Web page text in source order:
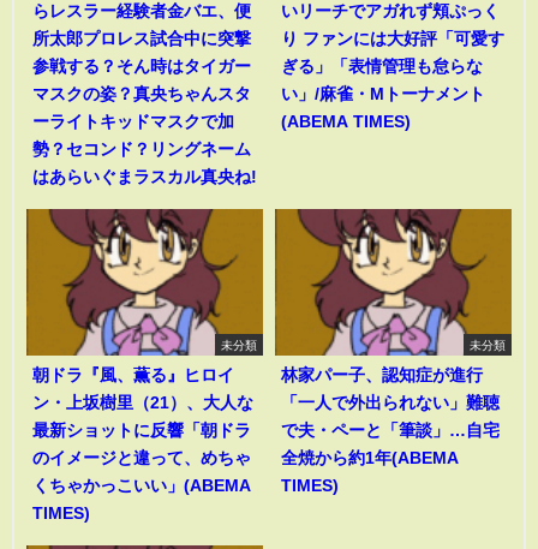
らレスラー経験者金バエ、便
所太郎プロレス試合中に突撃
参戦する？そん時はタイガー
マスクの姿？真央ちゃんスタ
ーライトキッドマスクで加
勢？セコンド？リングネーム
はあらいぐまラスカル真央ね!
いリーチでアガれず頬ぷっく
り ファンには大好評「可愛す
ぎる」「表情管理も怠らな
い」/麻雀・Mトーナメント
(ABEMA TIMES)
未分類
朝ドラ『風、薫る』ヒロイ
ン・上坂樹里（21）、大人な
最新ショットに反響「朝ドラ
のイメージと違って、めちゃ
くちゃかっこいい」(ABEMA
TIMES)
未分類
林家パー子、認知症が進行
「一人で外出られない」難聴
で夫・ペーと「筆談」…自宅
全焼から約1年(ABEMA
TIMES)